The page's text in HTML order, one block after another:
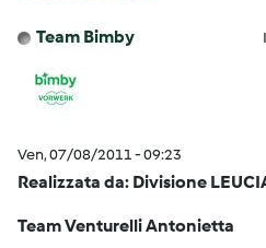
Team Bimby
Ven, 07/08/2011 - 09:23
Realizzata da: Divisione
Team Venturelli Antonietta